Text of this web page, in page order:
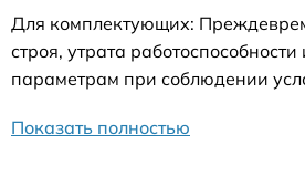
Для комплектующих:
строя, утрата
параметрам при соблюдении
Показать полностью